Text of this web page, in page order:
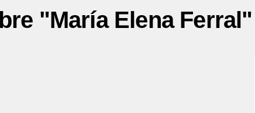
"María Elena Ferral"